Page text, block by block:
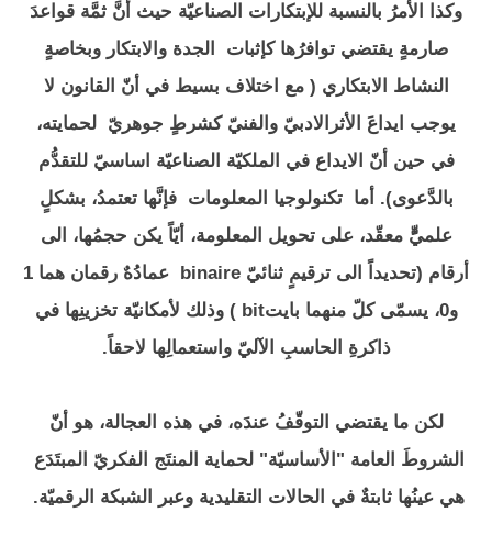
وكذا الأمرُ بالنسبة للإبتكارات الصناعيّة حيث أنَّ ثمَّة قواعدَ
صارمةٍ يقتضي توافرُها كإثبات الجدة والابتكار وبخاصةٍ
النشاط الابتكاري ( مع اختلاف بسيط في أنّ القانون لا
يوجب ايداعَ الأثرالادبيّ والفنيّ كشرطٍ جوهريّ لحمايته،
في حين أنّ الايداع في الملكيّة الصناعيّة اساسيّ للتقدُّم
بالدَّعوى). أما تكنولوجيا المعلومات فإنَّها تعتمدُ، بشكلٍ
علميٍّّ معقّد، على تحويل المعلومة، أيّاً يكن حجمُها، الى
أرقام (تحديداً الى ترقيمٍ ثنائيّ binaire عمادُهٌ رقمان هما 1
و0، يسمّى كلّ منهما بايتbit ) وذلك لأمكانيّة تخزينِها في
ذاكرةِ الحاسبِ الآليّ واستعمالِها لاحقاً.
لكن ما يقتضي التوقّفُ عندَه، في هذه العجالة، هو أنّ
الشروطَ العامة "الأساسيّة" لحماية المنتَج الفكريّ المبتَدَع
هي عينُها ثابتةٌ في الحالات التقليدية وعبر الشبكة الرقميّة.